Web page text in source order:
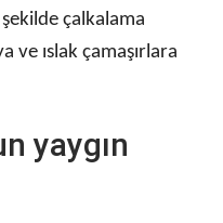
çalkalama
ve ıslak çamaşırlara
yaygın